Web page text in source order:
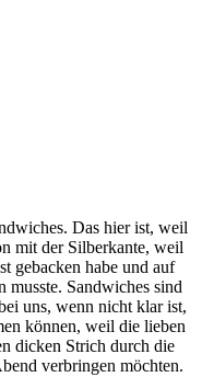
Das hier ist, weil
mit der Silberkante, weil
gebacken habe und auf
musste. Sandwiches sind
uns, wenn nicht klar ist,
können, weil die lieben
dicken Strich durch die
verbringen möchten.